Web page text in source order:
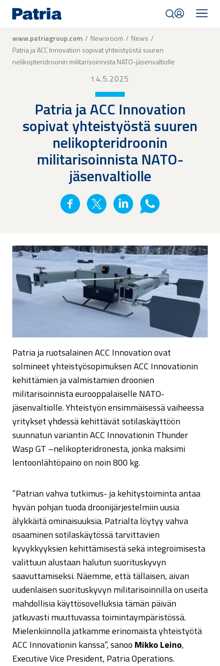
main
Breadcrumb
www.patriagroup.com Newsroom
News
Patria ja ACC Innovation sopivat yhteistyöstä suuren
nelikopteridroonin militarisoinnista NATO-jäsenvaltiolle
14.5.2025
Patria ja ACC Innovation
sopivat yhteistyöstä suuren
nelikopteridroonin
militarisoinnista NATO-
jäsenvaltiolle
Patria ja ruotsalainen ACC Innovation ovat
solmineet yhteistyösopimuksen ACC Innovationin
kehittämien ja valmistamien droonien
militarisoinnista eurooppalaiselle NATO-
jäsenvaltiolle. Yhteistyön ensimmäisessä vaiheessa
yritykset yhdessä kehittävät sotilaskäyttöön
suunnatun variantin ACC Innovationin Thunder
Wasp GT –nelikopteridronesta, jonka maksimi
lentoonlähtöpaino on noin 800 kg.
”Patrian vahva tutkimus- ja kehitystoiminta antaa
hyvän pohjan tuoda droonijärjestelmiin uusia
älykkäitä ominaisuuksia. Patrialta löytyy vahva
osaaminen sotilaskäytössä tarvittavien
kyvykkyyksien kehittämisestä sekä integroimisesta
valittuun alustaan halutun suorituskyvyn
saavuttamiseksi. Näemme, että tällaisen, aivan
uudenlaisen suorituskyvyn militarisoinnilla on useita
mahdollisia käyttösovelluksia tämän päivän
jatkuvasti muuttuvassa toimintaympäristössä.
Mielenkiinnolla jatkamme erinomaista yhteistyötä
ACC Innovationin kanssa”, sanoo Mikko Leino,
Executive Vice President, Patria Operations.